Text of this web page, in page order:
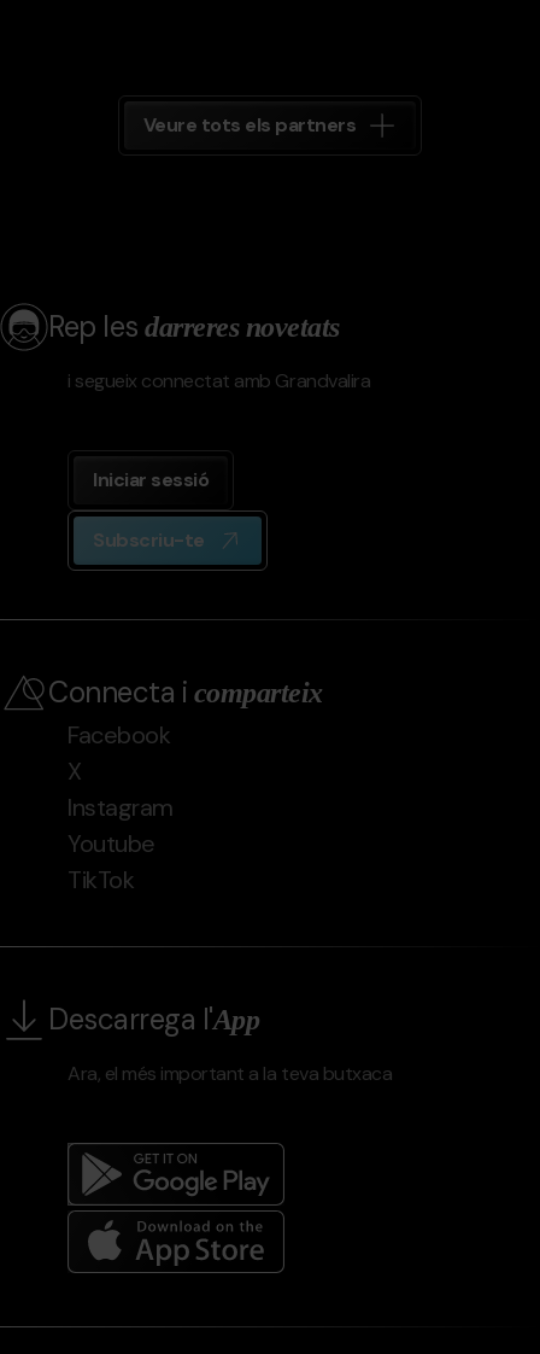
Veure tots els partners
Rep lesdarreres novetats
i segueix connectat amb Grandvalira
Iniciar sessió
Subscriu-te
Connecta i comparteix
Facebook
X
Instagram
Youtube
TikTok
Descarrega l'App
Ara, el més important a la teva butxaca
del